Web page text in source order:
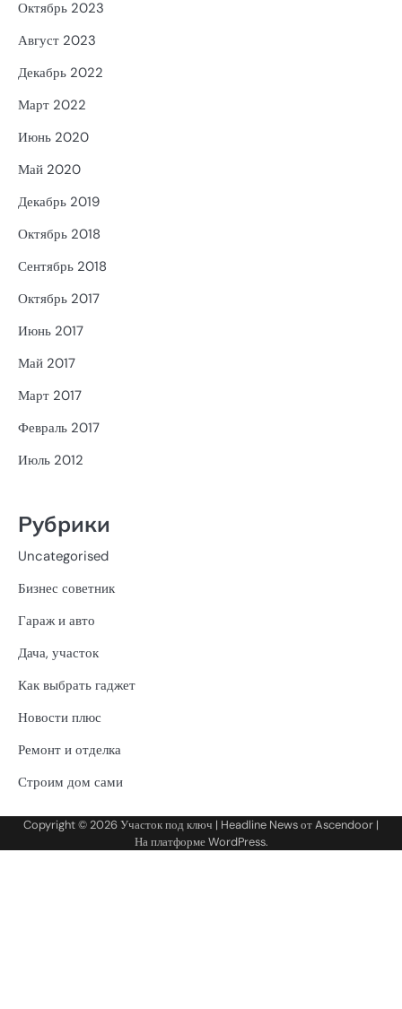
Октябрь 2023
Август 2023
Декабрь 2022
Март 2022
Июнь 2020
Май 2020
Декабрь 2019
Октябрь 2018
Сентябрь 2018
Октябрь 2017
Июнь 2017
Май 2017
Март 2017
Февраль 2017
Июль 2012
Рубрики
Uncategorised
Бизнес советник
Гараж и авто
Дача, участок
Как выбрать гаджет
Новости плюс
Ремонт и отделка
Строим дом сами
Copyright © 2026Участок под ключ | Headline News отAscendoor |
На платформеWordPress.